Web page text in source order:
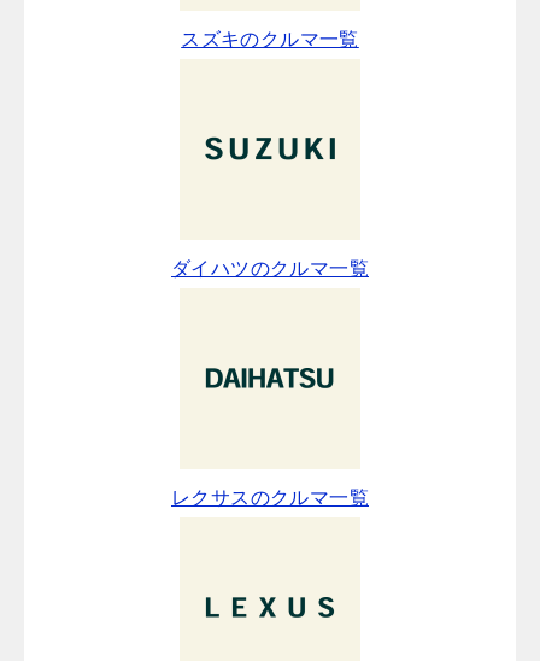
スズキのクルマ一覧
ダイハツのクルマ一覧
レクサスのクルマ一覧